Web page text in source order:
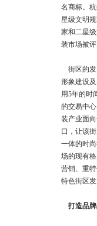
名商标。
星级文明
家和二星
装市场被
街区的发
形象建设
用5年的时
的交易中
装产业面
口，让该
一体的时
场的现有
营销、重
特色街区发
打造品